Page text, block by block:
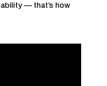
— that’s how